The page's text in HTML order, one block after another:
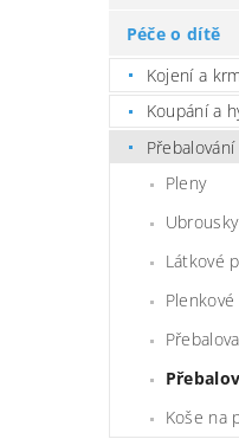
Péče o dítě
Kojení a
Koupání a
Přebalování
Pleny
Ubrousky
Látkové
Koše na